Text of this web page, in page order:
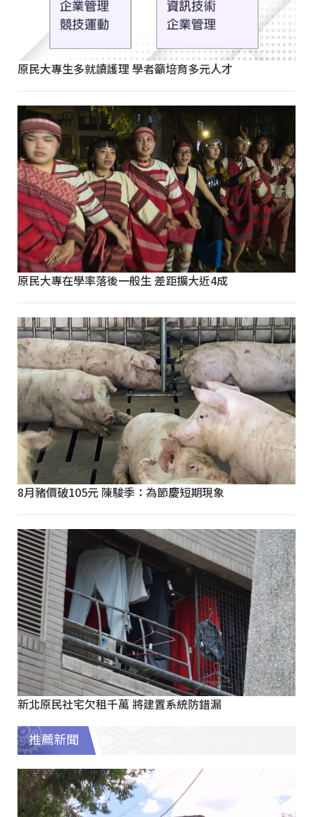
原民大專生多就讀護理 學者籲培育多元人才
原民大專在學率落後一般生 差距擴大近4成
8月豬價破105元 陳駿季：為節慶短期現象
新北原民社宅欠租千萬 將建置系統防錯漏
推薦新聞